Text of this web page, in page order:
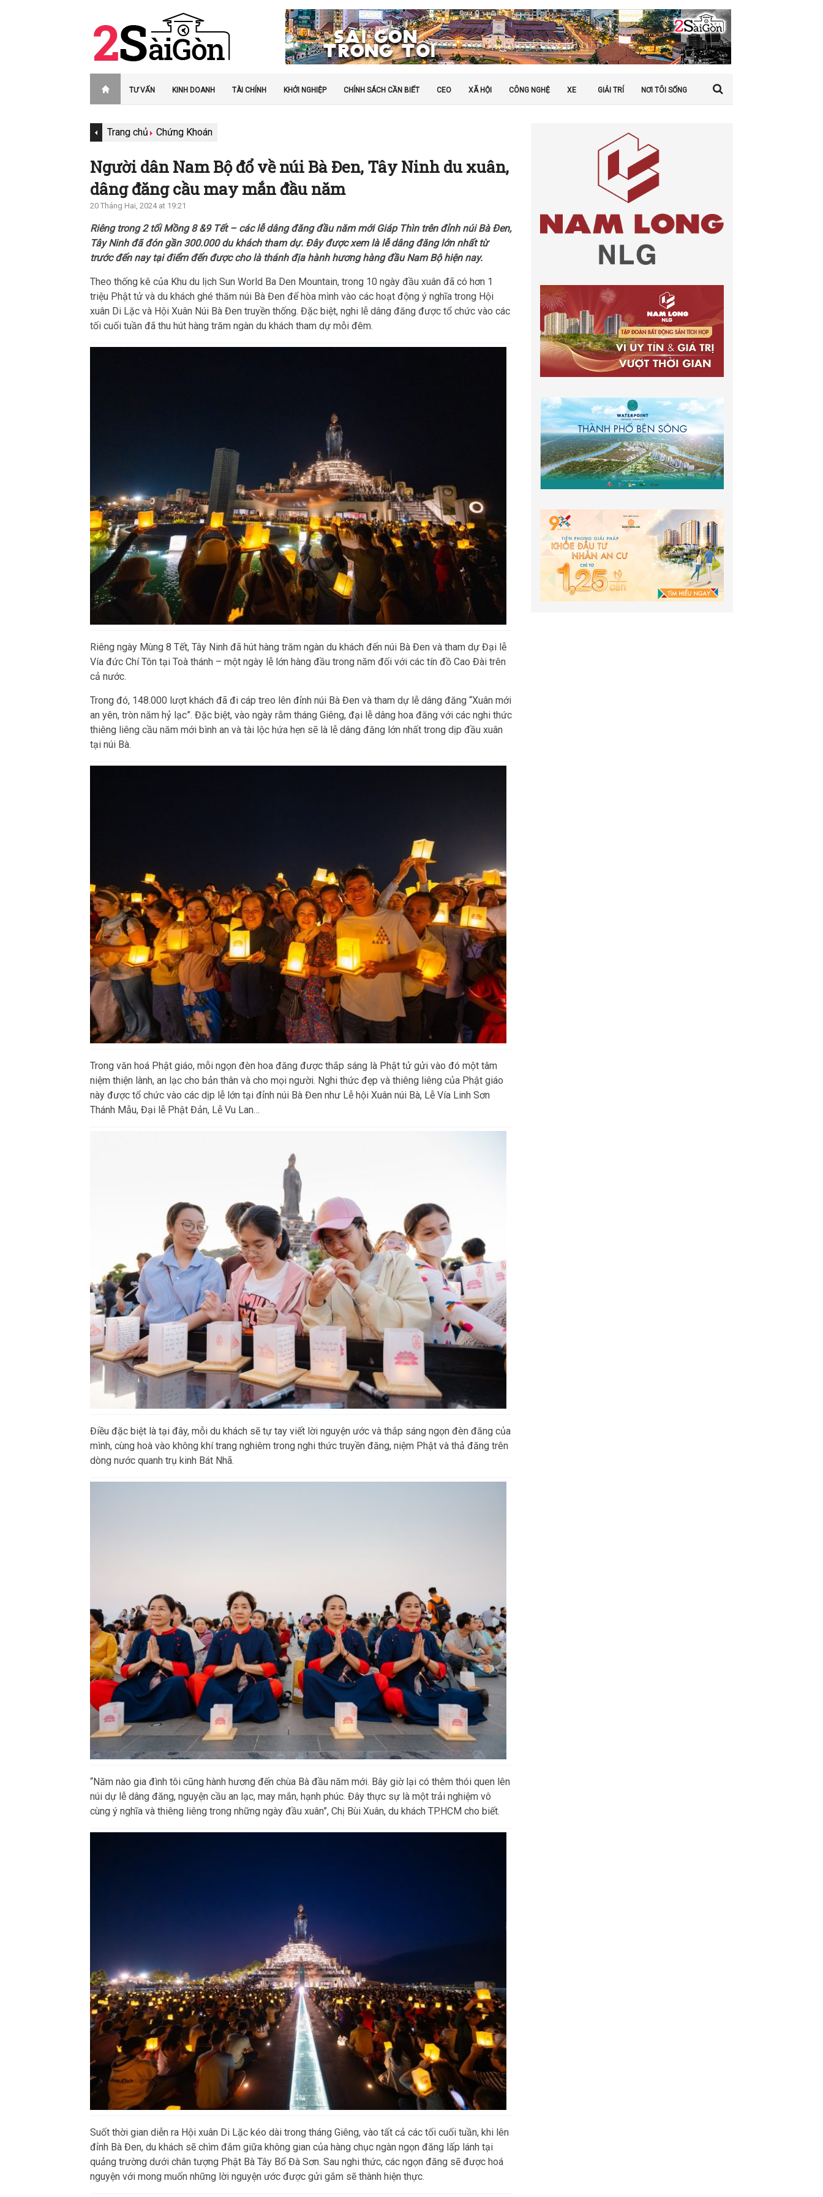
TƯ VẤN KINH DOANH TÀI CHÍNH KHỞI NGHIỆP CHÍNH SÁCH CẦN BIẾT CEO XÃ HỘI CÔNG NGHỆ XE GIẢI TRÍ NƠI TÔI SỐNG
Trang chủ Chứng Khoán
Người dân Nam Bộ đổ về núi Bà Đen, Tây Ninh du xuân,
dâng đăng cầu may mắn đầu năm
20 Tháng Hai, 2024 at 19:21
Riêng trong 2 tối Mồng 8 &9 Tết – các lễ dâng đăng đầu năm mới Giáp Thìn trên đỉnh núi Bà Đen,
Tây Ninh đã đón gần 300.000 du khách tham dự. Đây được xem là lễ dâng đăng lớn nhất từ
trước đến nay tại điểm đến được cho là thánh địa hành hương hàng đầu Nam Bộ hiện nay.
Theo thống kê của Khu du lịch Sun World Ba Den Mountain, trong 10 ngày đầu xuân đã có hơn 1
triệu Phật tử và du khách ghé thăm núi Bà Đen để hòa mình vào các hoạt động ý nghĩa trong Hội
xuân Di Lặc và Hội Xuân Núi Bà Đen truyền thống. Đặc biệt, nghi lễ dâng đăng được tổ chức vào các
tối cuối tuần đã thu hút hàng trăm ngàn du khách tham dự mỗi đêm.
Riêng ngày Mùng 8 Tết, Tây Ninh đã hút hàng trăm ngàn du khách đến núi Bà Đen và tham dự Đại lễ
Vía đức Chí Tôn tại Toà thánh – một ngày lễ lớn hàng đầu trong năm đối với các tín đồ Cao Đài trên
cả nước.
Trong đó, 148.000 lượt khách đã đi cáp treo lên đỉnh núi Bà Đen và tham dự lễ dâng đăng “Xuân mới
an yên, tròn năm hỷ lạc”. Đặc biệt, vào ngày rằm tháng Giêng, đại lễ dâng hoa đăng với các nghi thức
thiêng liêng cầu năm mới bình an và tài lộc hứa hẹn sẽ là lễ dâng đăng lớn nhất trong dịp đầu xuân
tại núi Bà.
Trong văn hoá Phật giáo, mỗi ngọn đèn hoa đăng được thắp sáng là Phật tử gửi vào đó một tâm
niệm thiện lành, an lạc cho bản thân và cho mọi người. Nghi thức đẹp và thiêng liêng của Phật giáo
này được tổ chức vào các dịp lễ lớn tại đỉnh núi Bà Đen như Lễ hội Xuân núi Bà, Lễ Vía Linh Sơn
Thánh Mẫu, Đại lễ Phật Đản, Lễ Vu Lan…
Điều đặc biệt là tại đây, mỗi du khách sẽ tự tay viết lời nguyện ước và thắp sáng ngọn đèn đăng của
mình, cùng hoà vào không khí trang nghiêm trong nghi thức truyền đăng, niệm Phật và thả đăng trên
dòng nước quanh trụ kinh Bát Nhã.
“Năm nào gia đình tôi cũng hành hương đến chùa Bà đầu năm mới. Bây giờ lại có thêm thói quen lên
núi dự lễ dâng đăng, nguyện cầu an lạc, may mắn, hạnh phúc. Đây thực sự là một trải nghiệm vô
cùng ý nghĩa và thiêng liêng trong những ngày đầu xuân”, Chị Bùi Xuân, du khách TP.HCM cho biết.
Suốt thời gian diễn ra Hội xuân Di Lặc kéo dài trong tháng Giêng, vào tất cả các tối cuối tuần, khi lên
đỉnh Bà Đen, du khách sẽ chìm đắm giữa không gian của hàng chục ngàn ngọn đăng lấp lánh tại
quảng trường dưới chân tượng Phật Bà Tây Bổ Đà Sơn. Sau nghi thức, các ngọn đăng sẽ được hoá
nguyện với mong muốn những lời nguyện ước được gửi gắm sẽ thành hiện thực.